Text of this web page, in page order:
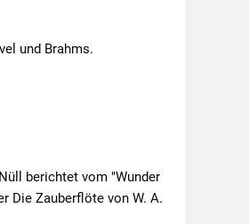
und Brahms.
berichtet vom "Wunder
Die Zauberflöte von W. A.